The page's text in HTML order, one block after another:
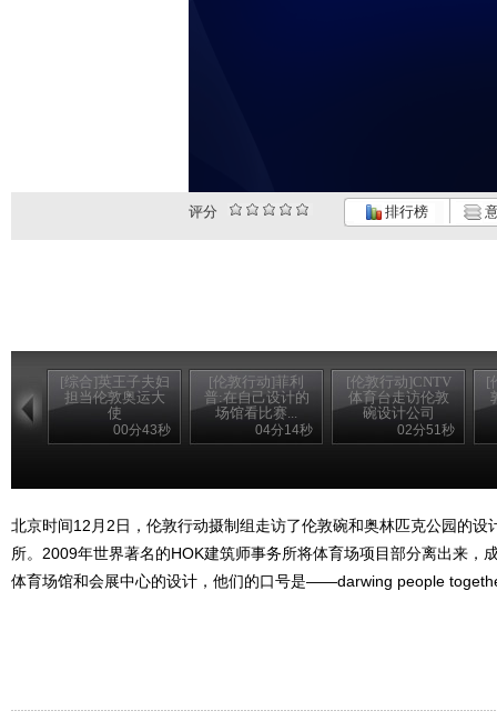
评分 排行榜
[综合]英王子夫妇
担当伦敦奥运大
使
00分43秒
[伦敦行动]菲利
普:在自己设计的
场馆看比赛...
04分14秒
[伦敦行动]CNTV
体育台走访伦敦
碗设计公司
02分51秒
[
北京时间12月2日，伦敦行动摄制组走访了伦敦碗和奥林匹克公园的
所。2009年世界著名的HOK建筑师事务所将体育场项目部分离出来，
体育场馆和会展中心的设计，他们的口号是——darwing people